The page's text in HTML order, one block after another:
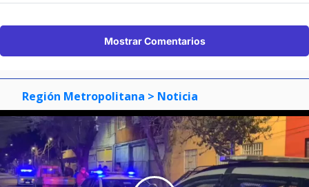
Mostrar Comentarios
Región Metropolitana > Noticia